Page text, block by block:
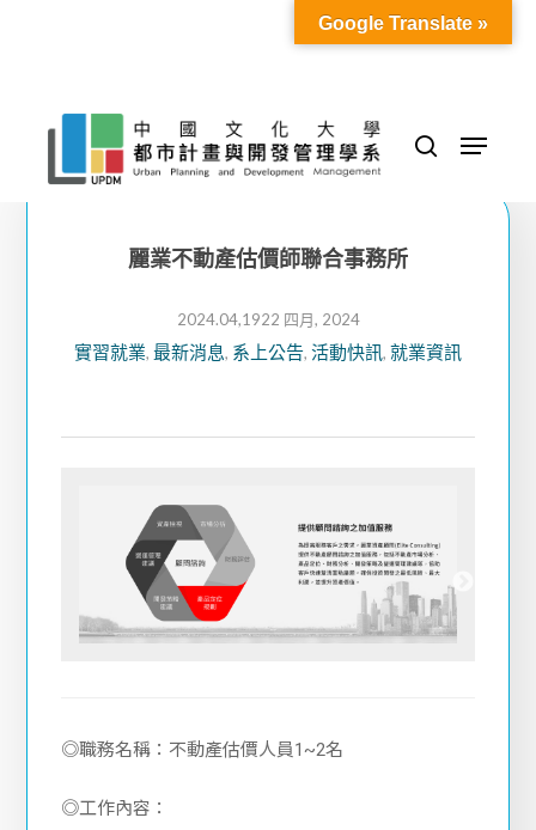
content
search
Menu
麗業不動產估價師聯合事務所
2024.04,1922 四月, 2024
實習就業, 最新消息, 系上公告, 活動快訊, 就業資訊
◎職務名稱：不動產估價人員1~2名
◎工作內容：
Google Translate »